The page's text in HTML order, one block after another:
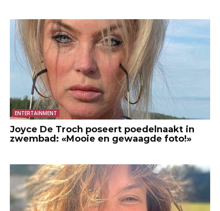
ENTERTAINMENT
Joyce De Troch poseert poedelnaakt in
zwembad: «Mooie en gewaagde foto!»